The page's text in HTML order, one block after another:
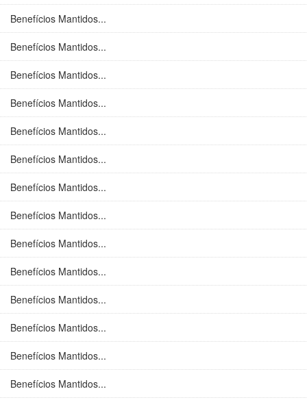
Benefícios Mantidos...
Benefícios Mantidos...
Benefícios Mantidos...
Benefícios Mantidos...
Benefícios Mantidos...
Benefícios Mantidos...
Benefícios Mantidos...
Benefícios Mantidos...
Benefícios Mantidos...
Benefícios Mantidos...
Benefícios Mantidos...
Benefícios Mantidos...
Benefícios Mantidos...
Benefícios Mantidos...